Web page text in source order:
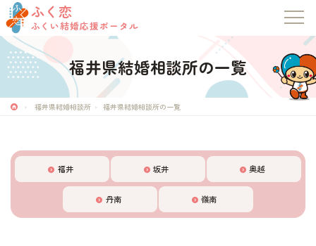
ふく恋
ふくい結婚応援ポータル
福井県結婚相談所の一覧
福井県結婚相談所 福井県結婚相談所の一覧
福井 坂井 奥越
丹南 嶺南